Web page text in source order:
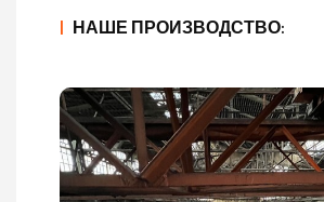
| НАШЕ ПРОИЗВОДСТВО: